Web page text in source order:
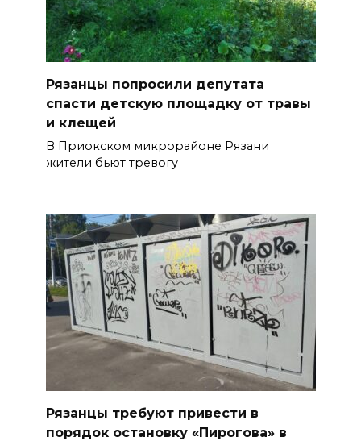
Рязанцы попросили депутата
спасти детскую площадку от травы
и клещей
В Приокском микрорайоне Рязани
жители бьют тревогу
Рязанцы требуют привести в
порядок остановку «Пирогова» в